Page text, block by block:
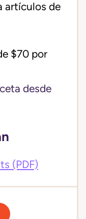
artículos de
$70 por
desde
(PDF)